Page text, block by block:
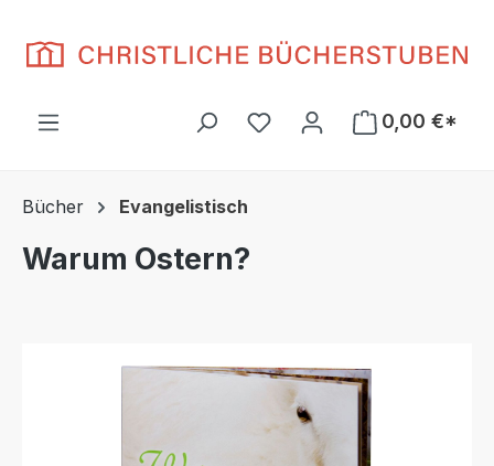
Du hast 0 Produkte auf
0,00 €*
Bücher Evangelistisch
Warum Ostern?